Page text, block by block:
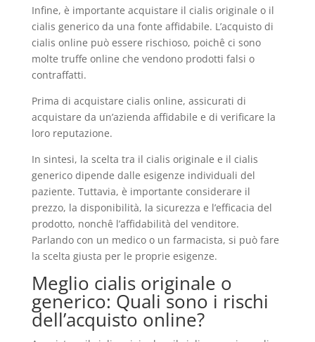
Infine, è importante acquistare il cialis originale o il
cialis generico da una fonte affidabile. L’acquisto di
cialis online può essere rischioso, poichê ci sono
molte truffe online che vendono prodotti falsi o
contraffatti.
Prima di acquistare cialis online, assicurati di
acquistare da un’azienda affidabile e di verificare la
loro reputazione.
In sintesi, la scelta tra il cialis originale e il cialis
generico dipende dalle esigenze individuali del
paziente. Tuttavia, è importante considerare il
prezzo, la disponibilità, la sicurezza e l’efficacia del
prodotto, nonchê l’affidabilità del venditore.
Parlando con un medico o un farmacista, si può fare
la scelta giusta per le proprie esigenze.
Meglio cialis originale o
generico: Quali sono i rischi
dell’acquisto online?